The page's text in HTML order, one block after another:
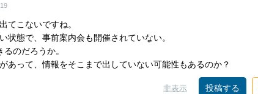
てこないですね。
状態で、事前案内会も開催されていない。
のだろうか。
あって、情報をそこまで出していない可能性もあるのか？
非表示